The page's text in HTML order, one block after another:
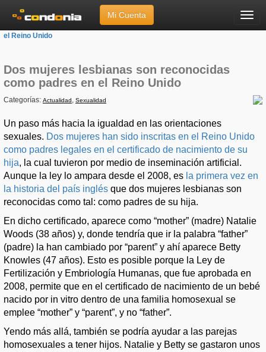
Menú
Mi Cuenta
Dos mujeres lesbianas son reconocidas como padres en
el Reino Unido
Dos mujeres lesbianas son reconocidas
como padres en el Reino Unido
Categorías: Actualidad, Sexualidad
Un paso más hacia la igualdad en las orientaciones
sexuales. Dos mujeres han sido inscritas en el Reino Unido
como padres legales en el certificado de nacimiento de su
hija, la cual tuvieron por medio de inseminación artificial.
Aunque la ley lo ampara desde el 2008, es la primera vez en
la historia del país inglés que dos mujeres lesbianas son
reconocidas como tal: como padres de su hija.
En dicho certificado, aparece como “mother” (madre) Natalie
Woods (38 años) y, donde tendría que ir la palabra “father”
(padre) la han cambiado por “parent” y ahí aparece Betty
Knowles (47 años). Esto es posible porque la Ley de
Fertilización y Embriología Humanas, que fue aprobada en
2008, permite que en el certificado de nacimiento de un bebé
nacido por in vitro dentro de una familia homosexual se
emplee “mother” y “parent”, y no “father”.
Yendo más allá, también se podría ayudar a las parejas
homosexuales a tener hijos. Natalie y Betty se gastaron unos